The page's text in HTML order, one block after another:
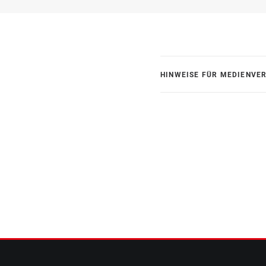
HINWEISE FÜR